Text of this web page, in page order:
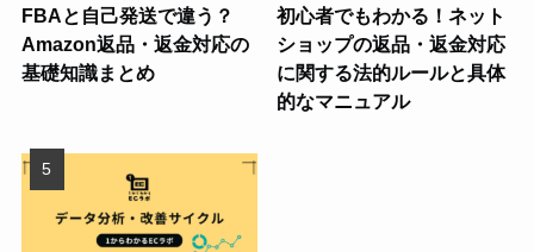
FBAと自己発送で違う？
Amazon返品・返金対応の
基礎知識まとめ
初心者でもわかる！ネット
ショップの返品・返金対応
に関する法的ルールと具体
的なマニュアル